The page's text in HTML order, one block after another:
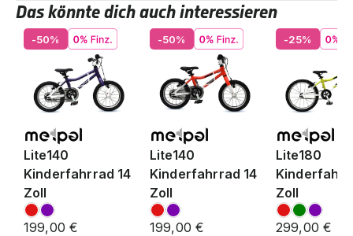
Das könnte dich auch interessieren
-50%
Lite140
Kinderfahrrad 14
Zoll
199,00 €
-50%
Lite140
Kinderfahrrad 14
Zoll
199,00 €
-25%
Lite180
Zoll
299,00 €